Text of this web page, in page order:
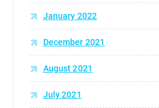
January 2022
December 2021
August 2021
July 2021